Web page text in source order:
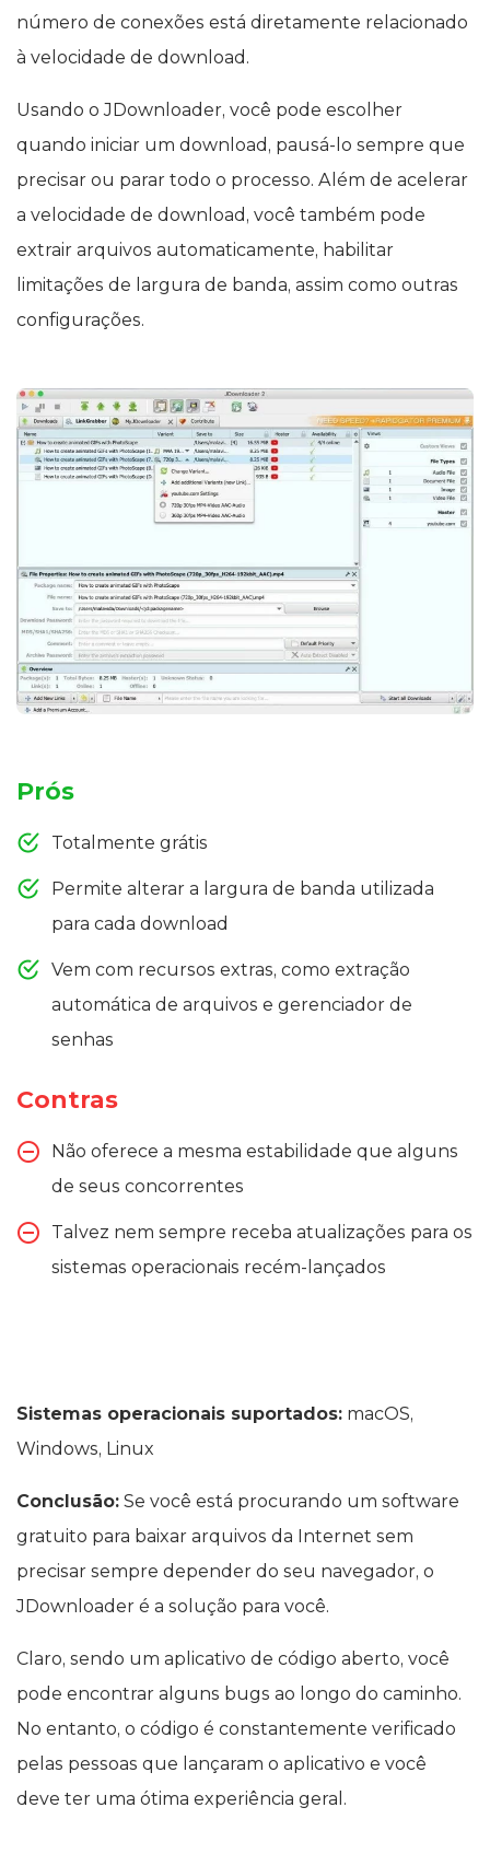
número de conexões está diretamente relacionado
à velocidade de download.
Usando o JDownloader, você pode escolher
quando iniciar um download, pausá-lo sempre que
precisar ou parar todo o processo. Além de acelerar
a velocidade de download, você também pode
extrair arquivos automaticamente, habilitar
limitações de largura de banda, assim como outras
configurações.
Prós
Totalmente grátis
Permite alterar a largura de banda utilizada
para cada download
Vem com recursos extras, como extração
automática de arquivos e gerenciador de
senhas
Contras
Não oferece a mesma estabilidade que alguns
de seus concorrentes
Talvez nem sempre receba atualizações para os
sistemas operacionais recém-lançados
Sistemas operacionais suportados: macOS,
Windows, Linux
Conclusão: Se você está procurando um software
gratuito para baixar arquivos da Internet sem
precisar sempre depender do seu navegador, o
JDownloader é a solução para você.
Claro, sendo um aplicativo de código aberto, você
pode encontrar alguns bugs ao longo do caminho.
No entanto, o código é constantemente verificado
pelas pessoas que lançaram o aplicativo e você
deve ter uma ótima experiência geral.